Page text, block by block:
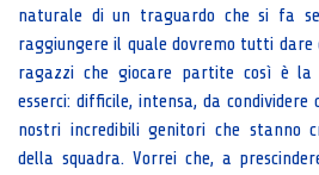
naturale di un traguardo che si fa
raggiungere il quale dovremo tutti dare
ragazzi che giocare partite così è la
esserci: difficile, intensa, da
nostri incredibili genitori che stanno
della squadra. Vorrei che, a